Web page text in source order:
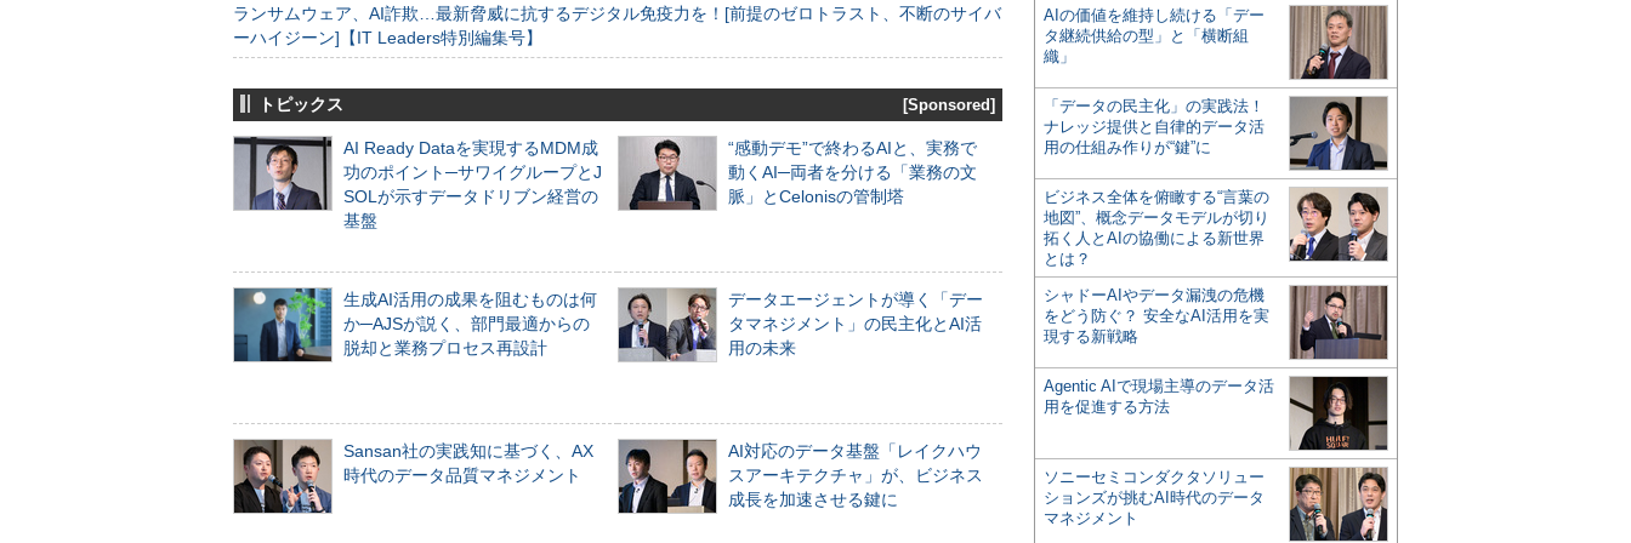
ランサムウェア、AI詐欺…最新脅威に抗するデジタル免疫力を！[前提のゼロトラスト、不断のサイバ
ーハイジーン]【IT Leaders特別編集号】
トピックス [Sponsored]
AI Ready Dataを実現するMDM成
功のポイント─サワイグループとJ
SOLが示すデータドリブン経営の
基盤
“感動デモ”で終わるAIと、実務で
動くAI─両者を分ける「業務の文
脈」とCelonisの管制塔
生成AI活用の成果を阻むものは何
か─AJSが説く、部門最適からの
脱却と業務プロセス再設計
データエージェントが導く「デー
タマネジメント」の民主化とAI活
用の未来
Sansan社の実践知に基づく、AX
時代のデータ品質マネジメント
AI対応のデータ基盤「レイクハウ
スアーキテクチャ」が、ビジネス
成長を加速させる鍵に
AIの価値を維持し続ける「デー
タ継続供給の型」と「横断組
織」
「データの民主化」の実践法！
ナレッジ提供と自律的データ活
用の仕組み作りが“鍵”に
ビジネス全体を俯瞰する“言葉の
地図”、概念データモデルが切り
拓く人とAIの協働による新世界
とは？
シャドーAIやデータ漏洩の危機
をどう防ぐ？ 安全なAI活用を実
現する新戦略
Agentic AIで現場主導のデータ活
用を促進する方法
ソニーセミコンダクタソリュー
ションズが挑むAI時代のデータ
マネジメント